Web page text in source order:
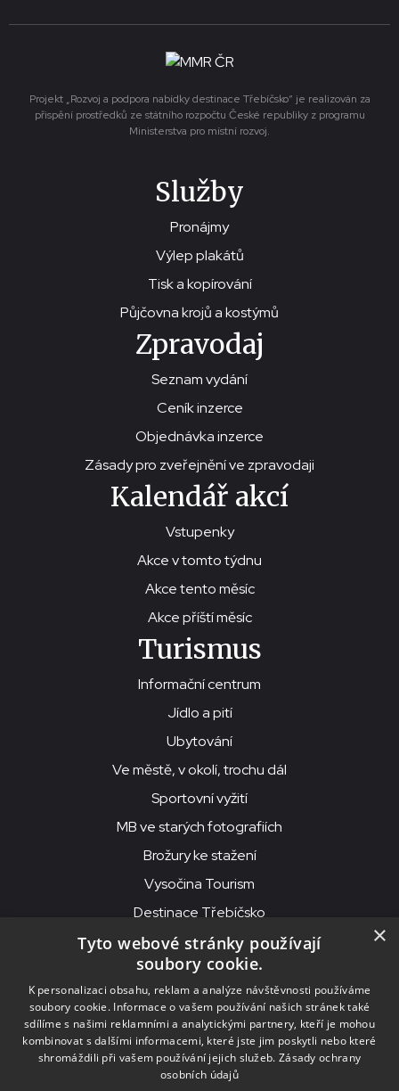
Projekt „Rozvoj a podpora nabídky destinace Třebíčsko“ je realizován za
přispění prostředků ze státního rozpočtu České republiky z programu
Ministerstva pro místní rozvoj.
Služby
Pronájmy
Výlep plakátů
Tisk a kopírování
Půjčovna krojů a kostýmů
Zpravodaj
Seznam vydání
Ceník inzerce
Objednávka inzerce
Zásady pro zveřejnění ve zpravodaji
Kalendář akcí
Vstupenky
Akce v tomto týdnu
Akce tento měsíc
Akce příští měsíc
Turismus
Informační centrum
Jídlo a pití
Ubytování
Ve městě, v okolí, trochu dál
Sportovní vyžití
MB ve starých fotografiích
Brožury ke stažení
Vysočina Tourism
Destinace Třebíčsko
© 2026MKS Beseda Mor. Budějovice
MKS Beseda, příspěvková organizace, Purcnerova 62, 676 02
Moravské Budějovice
IČO: 00091758, DIČ: CZ00091758, ID datové schránky: chjn2kd
×
Tyto webové stránky používají
soubory cookie.
K personalizaci obsahu, reklam a analýze návštěvnosti používáme
soubory cookie. Informace o vašem používání našich stránek také
sdílíme s našimi reklamními a analytickými partnery, kteří je mohou
kombinovat s dalšími informacemi, které jste jim poskytli nebo které
shromáždili při vašem používání jejich služeb. Zásady ochrany
osobních údajů